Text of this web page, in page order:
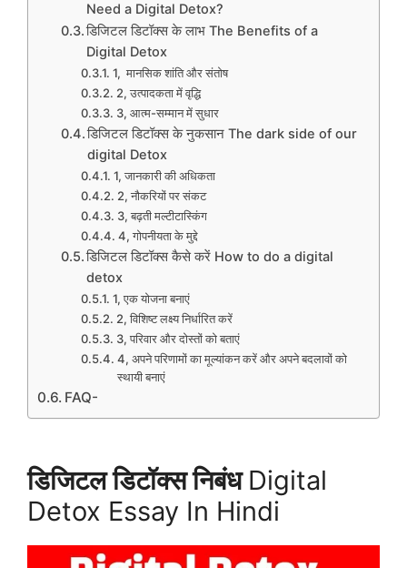
Need a Digital Detox?
डिजिटल डिटॉक्स के लाभ The Benefits of a
Digital Detox
1, मानसिक शांति और संतोष
2, उत्पादकता में वृद्धि
3, आत्म-सम्मान में सुधार
डिजिटल डिटॉक्स के नुकसान The dark side of our
digital Detox
1, जानकारी की अधिकता
2, नौकरियों पर संकट
3, बढ़ती मल्टीटास्किंग
4, गोपनीयता के मुद्दे
डिजिटल डिटॉक्स कैसे करें How to do a digital
detox
1, एक योजना बनाएं
2, विशिष्ट लक्ष्य निर्धारित करें
3, परिवार और दोस्तों को बताएं
4, अपने परिणामों का मूल्यांकन करें और अपने बदलावों को
स्थायी बनाएं
FAQ-
डिजिटल डिटॉक्स निबंध Digital
Detox Essay In Hindi